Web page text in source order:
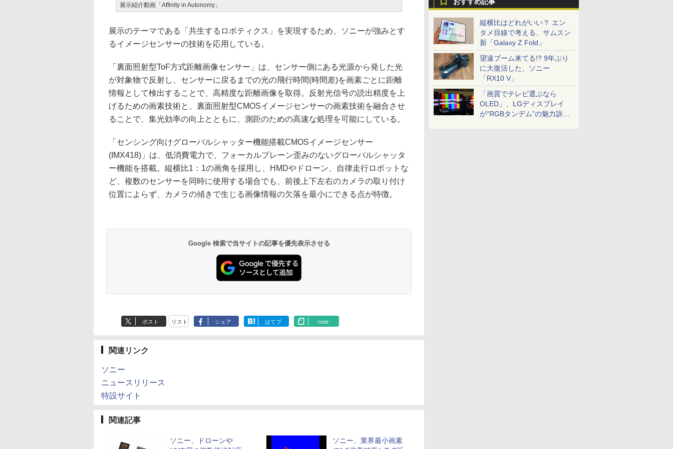
縦横比はどれがいい？ エン
タメ目線で考える、サムスン
新「Galaxy Z Fold」
望遠ブーム来てる!? 9年ぶり
に大復活した、ソニー
「RX10 V」
「画質でテレビ選ぶなら
OLED」、LGディスプレイ
が“RGBタンデム”の魅力訴
展示紹介動画「Affinity in Autonomy」
展示のテーマである「共生するロボティクス」を実現するため、ソニーが強みとす
るイメージセンサーの技術を応用している。
「裏面照射型ToF方式距離画像センサー」は、センサー側にある光源から発した光
が対象物で反射し、センサーに戻るまでの光の飛行時間(時間差)を画素ごとに距離
情報として検出することで、高精度な距離画像を取得。反射光信号の読出精度を上
げるための画素技術と、裏面照射型CMOSイメージセンサーの画素技術を融合させ
ることで、集光効率の向上とともに、測距のための高速な処理を可能にしている。
「センシング向けグローバルシャッター機能搭載CMOSイメージセンサー
(IMX418)」は、低消費電力で、フォーカルプレーン歪みのないグローバルシャッタ
ー機能を搭載。縦横比1：1の画角を採用し、HMDやドローン、自律走行ロボットな
ど、複数のセンサーを同時に使用する場合でも、前後上下左右のカメラの取り付け
位置によらず、カメラの傾きで生じる画像情報の欠落を最小にできる点が特徴。
Google 検索で当サイトの記事を優先表示させる
ポスト リスト シェア はてブ note
関連リンク
ソニー
ニュースリリース
特設サイト
関連記事
ソニー、ドローンや
ソニー、業界最小画素